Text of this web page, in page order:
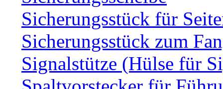
Sicherungsstück für
Sicherungsstück zum
Signalstütze (Hülse für